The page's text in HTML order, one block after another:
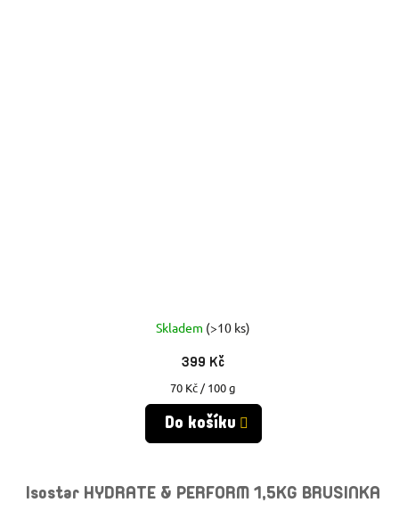
Skladem (>10 ks)
399 Kč
Měrná
cena:
70 Kč / 100 g
Do košíku
Isostar HYDRATE & PERFORM 1,5KG BRUSINKA